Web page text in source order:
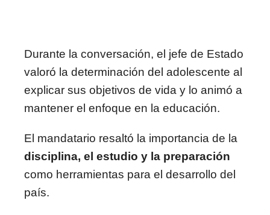
Durante la conversación, el jefe de Estado
valoró la determinación del adolescente al
explicar sus objetivos de vida y lo animó a
mantener el enfoque en la educación.
El mandatario resaltó la importancia de la
disciplina, el estudio y la preparación
como herramientas para el desarrollo del
país.